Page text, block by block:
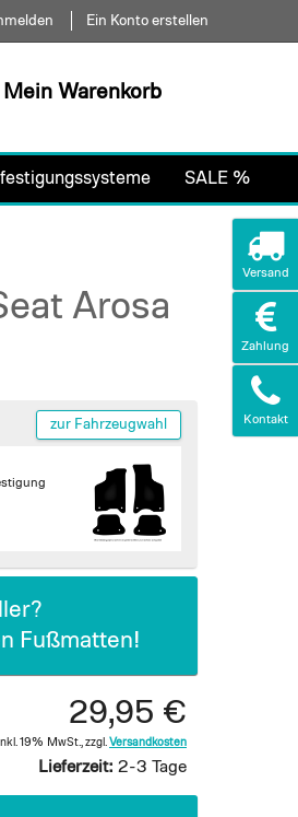
Ein Konto erstellen
Mein Warenkorb
SALE %
Arosa
zur Fahrzeugwahl
Fußmatten!
29,95 €
Inkl. 19% MwSt. zzgl. Versandkosten
Lieferzeit: 2-3 Tage
Versand
Zahlung
Kontakt